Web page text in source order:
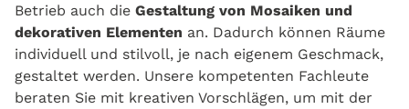
Betrieb auch die Gestaltung von Mosaiken und
dekorativen Elementen an. Dadurch können Räume
individuell und stilvoll, je nach eigenem Geschmack,
gestaltet werden. Unsere kompetenten Fachleute
beraten Sie mit kreativen Vorschlägen, um mit der